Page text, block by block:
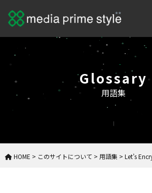
Glossary
用語集
HOME > このサイトについて > 用語集 > Let’s